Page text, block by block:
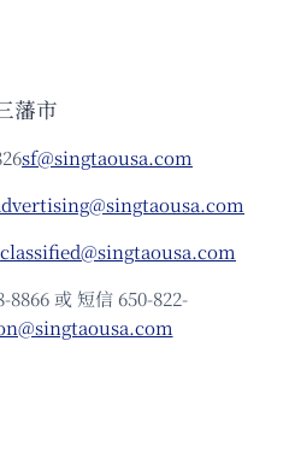
藩市
sf@singtaousa.com
classified@singtaousa.com
8866 或 短信 650-822-